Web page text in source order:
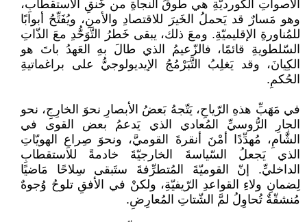
الأصواتِ الكورديّةِ هي طوقُ النجاةِ من خَنقِ الاستقطابِ،
وهو مَسارٌ قد يَحملُ الخَيرَ للاقتصادِ والأمنِ، ويُفَتِّحُ أبوابًا
للمُناورةِ الإقليميّةِ. ومعَ ذلك، يبقى خَطرُ التَّوَحُّدِ معَ الذّاتِ
السّلطويةِ قائمًا، فالزّعيمُ الذي طالَ بهِ العَهدُ باتَ هو
الكِيانَ، وقد يَغلِبُ التَّبَرْمُجُ الإيديولوجيُّ على براغماتيةِ
الحُكمِ.
في مَهَبِّ هذهِ الرّياحِ، يَتّجهُ بَعضُ الأبصارِ نحوَ الخارِجِ، نحو
الجارِ الرُّوسيِّ المُعادي الذي يَدعمُ بعض القوى في
الشَّامِ، مُهدِّدًا أمْنَ أنقرةَ القوميَّ، ونحوَ صِراعِ الهويّاتِ
الذي يَجعلُ السّياسةَ الخارجيّةَ خادمةً للاستقطابِ
الداخليِّ. إنّ القوميّةَ المُتطرِّفةَ ستَبقى سِلاحًا مَاضيًا
لِضمانِ ولاءِ القواعدِ الرّيفيّةِ، ولكنْ في الأفقِ تلوحُ وُجوهٌ
مُنشقّةٌ تُحاوِلُ لمَّ الشّتاتِ المُعارِضِ.